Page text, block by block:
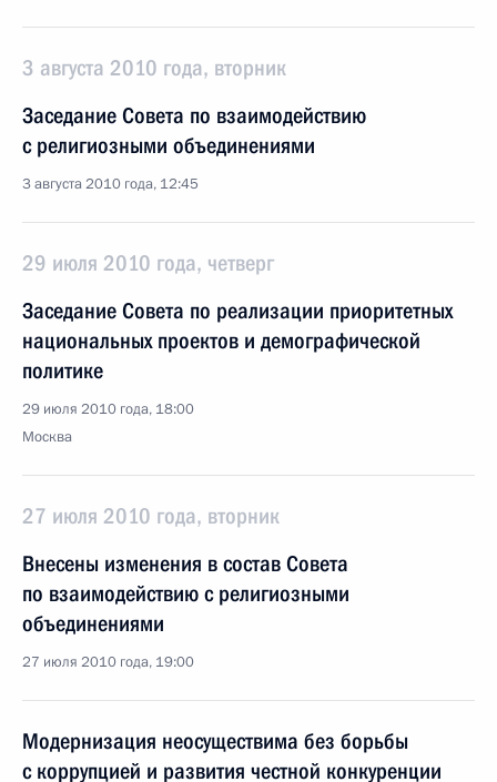
3 августа 2010 года, вторник
Заседание Совета по взаимодействию
с религиозными объединениями
3 августа 2010 года, 12:45
29 июля 2010 года, четверг
Заседание Совета по реализации приоритетных
национальных проектов и демографической
политике
29 июля 2010 года, 18:00
Москва
27 июля 2010 года, вторник
Внесены изменения в состав Совета
по взаимодействию с религиозными
объединениями
27 июля 2010 года, 19:00
Модернизация неосуществима без борьбы
с коррупцией и развития честной конкуренции